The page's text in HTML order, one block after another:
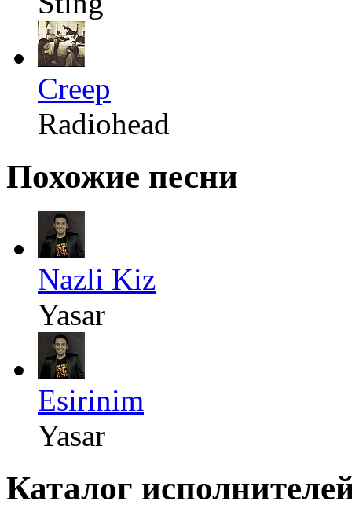
Creep
Radiohead
Похожие песни
Nazli Kiz
Yasar
Esirinim
Yasar
Каталог